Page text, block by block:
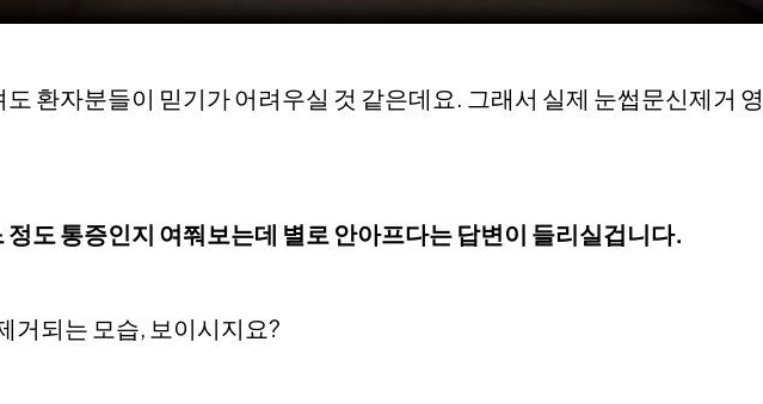
환자분들이 믿기가 어려우실 것 같은데요. 그래서 실제 눈썹문신제거
도 통증인지 여쭤보는데 별로 안아프다는 답변이 들리실겁니다.
거되는 모습, 보이시지요?